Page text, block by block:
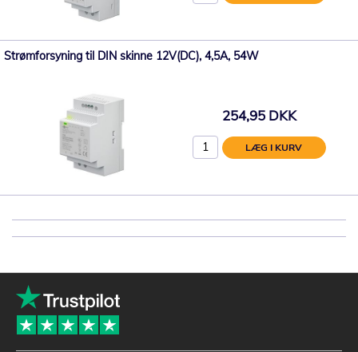
Strømforsyning til DIN skinne 12V(DC), 4,5A, 54W
254,95 DKK
LÆG I KURV